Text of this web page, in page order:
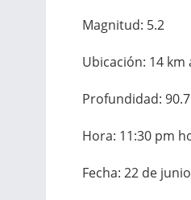
Magnitud: 5.2
Ubicación: 14 km
Profundidad:
Hora: 11:30 pm
Fecha: 22 de